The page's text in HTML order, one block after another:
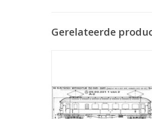
Gerelateerde
TOEVOEGEN AAN